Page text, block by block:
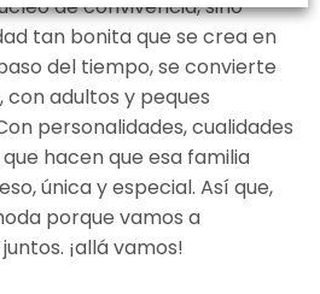
de convivencia, sino
tan bonita que se crea en
del tiempo, se convierte
con adultos y peques
personalidades, cualidades
hacen que esa familia
única y especial. Así que,
porque vamos a
¡allá vamos!